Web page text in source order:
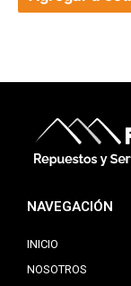
NAVEGACIÓN
INICIO
NOSOTROS